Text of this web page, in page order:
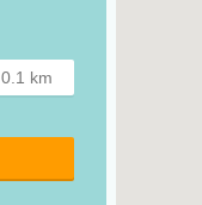
0.1 km